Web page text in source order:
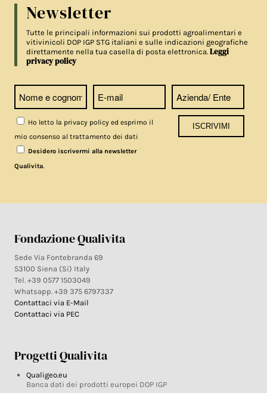
Newsletter
Tutte le principali informazioni sui prodotti agroalimentari e
vitivinicoli DOP IGP STG italiani e sulle indicazioni geografiche
direttamente nella tua casella di posta elettronica.Leggi
privacy policy
Ho letto la privacy policy ed esprimo il
mio consenso al trattamento dei dati
Desidero iscrivermi alla newsletter
Qualivita
Fondazione Qualivita
Sede Via Fontebranda 69
53100 Siena (Si) Italy
Tel. +39 0577 1503049
Whatsapp. +39 375 6797337
Contattaci via E-Mail
Contattaci via PEC
Progetti Qualivita
Qualigeo.eu
Banca dati dei prodotti europei DOP IGP